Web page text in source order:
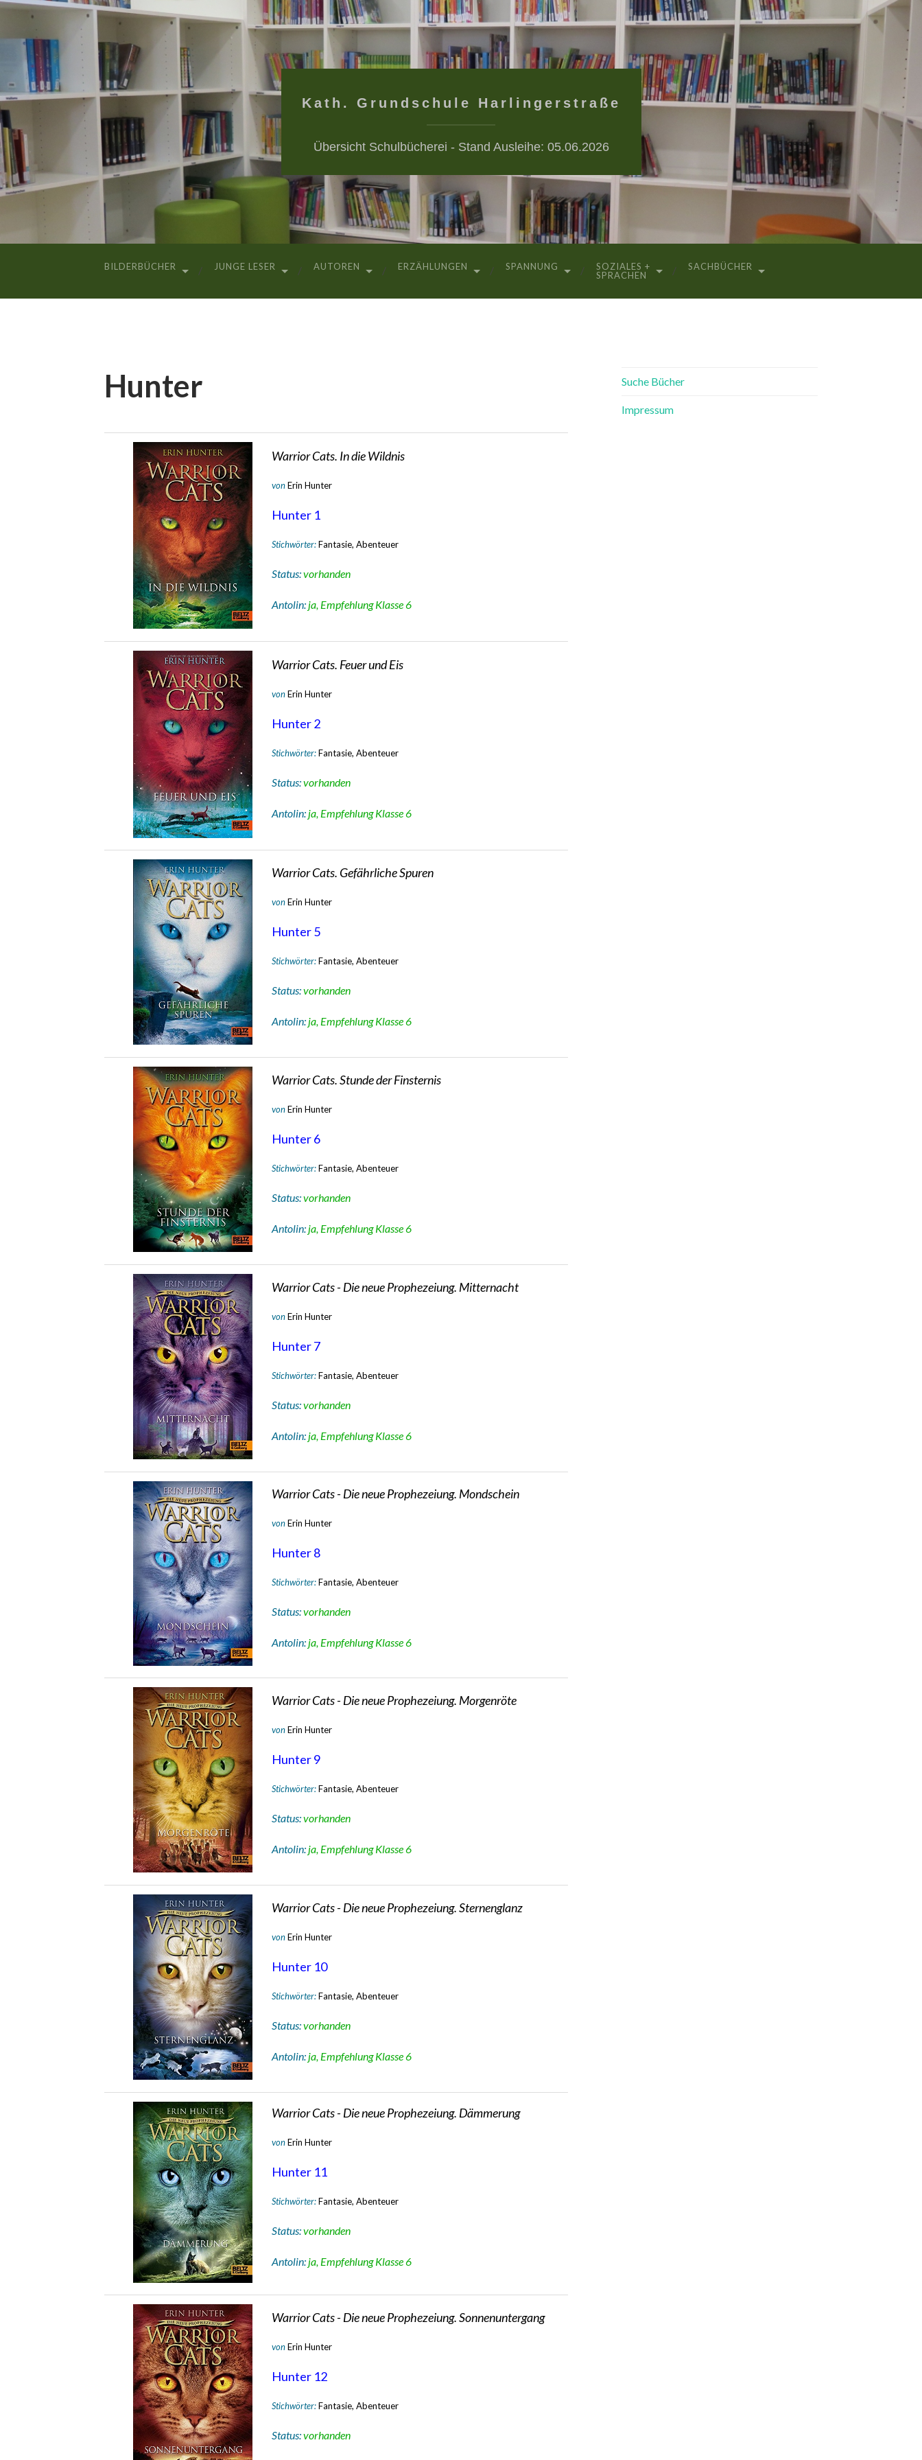
Kath. Grundschule Harlingerstraße
Übersicht Schulbücherei - Stand Ausleihe: 05.06.2026
BILDERBÜCHER JUNGE LESER AUTOREN ERZÄHLUNGEN SPANNUNG
SOZIALES +
SPRACHEN
SACHBÜCHER
Hunter
Warrior Cats. In die Wildnis
vonErin Hunter
Hunter 1
Stichwörter:Fantasie, Abenteuer
Status:vorhanden
Antolin: ja, Empfehlung Klasse 6
Warrior Cats. Feuer und Eis
vonErin Hunter
Hunter 2
Stichwörter:Fantasie, Abenteuer
Status:vorhanden
Antolin: ja, Empfehlung Klasse 6
Warrior Cats. Gefährliche Spuren
vonErin Hunter
Hunter 5
Stichwörter:Fantasie, Abenteuer
Status:vorhanden
Antolin: ja, Empfehlung Klasse 6
Warrior Cats. Stunde der Finsternis
vonErin Hunter
Hunter 6
Stichwörter:Fantasie, Abenteuer
Status:vorhanden
Antolin: ja, Empfehlung Klasse 6
Warrior Cats - Die neue Prophezeiung. Mitternacht
vonErin Hunter
Hunter 7
Stichwörter:Fantasie, Abenteuer
Status:vorhanden
Antolin: ja, Empfehlung Klasse 6
Warrior Cats - Die neue Prophezeiung. Mondschein
vonErin Hunter
Hunter 8
Stichwörter:Fantasie, Abenteuer
Status:vorhanden
Antolin: ja, Empfehlung Klasse 6
Warrior Cats - Die neue Prophezeiung. Morgenröte
vonErin Hunter
Hunter 9
Stichwörter:Fantasie, Abenteuer
Status:vorhanden
Antolin: ja, Empfehlung Klasse 6
Warrior Cats - Die neue Prophezeiung. Sternenglanz
vonErin Hunter
Hunter 10
Stichwörter:Fantasie, Abenteuer
Status:vorhanden
Antolin: ja, Empfehlung Klasse 6
Warrior Cats - Die neue Prophezeiung. Dämmerung
vonErin Hunter
Hunter 11
Stichwörter:Fantasie, Abenteuer
Status:vorhanden
Antolin: ja, Empfehlung Klasse 6
Warrior Cats - Die neue Prophezeiung. Sonnenuntergang
vonErin Hunter
Hunter 12
Stichwörter:Fantasie, Abenteuer
Status:vorhanden
Suche Bücher
Impressum